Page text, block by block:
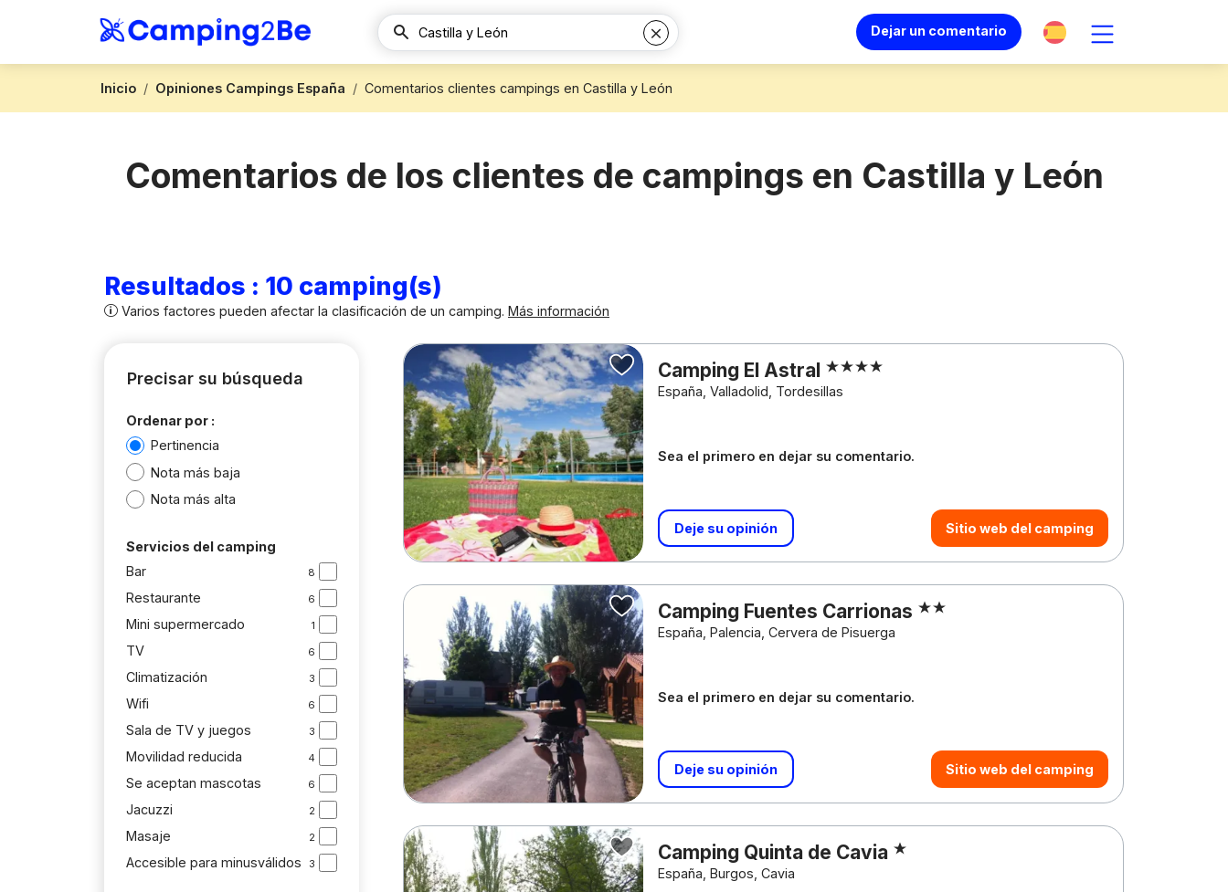
Dejar un comentario
Inicio Opiniones Campings España Comentarios clientes campings en Castilla y León
Comentarios de los clientes de campings en Castilla y León
Resultados : 10 camping(s)
Varios factores pueden afectar la clasificación de un camping. Más información
Precisar su búsqueda
Ordenar por :
Pertinencia
Nota más baja
Nota más alta
Servicios del camping
Bar
8
Restaurante 6
Mini supermercado 1
TV 6
Climatización 3
Wifi 6
Sala de TV y juegos 3
Movilidad reducida 4
Se aceptan mascotas 6
Jacuzzi 2
Masaje 2
Accesible para minusválidos 3
Camping El Astral
España, Valladolid, Tordesillas
Sea el primero en dejar su comentario.
Deje su opinión Sitio web del camping
Camping Fuentes Carrionas
España, Palencia, Cervera de Pisuerga
Sea el primero en dejar su comentario.
Deje su opinión Sitio web del camping
Camping Quinta de Cavia
España, Burgos, Cavia